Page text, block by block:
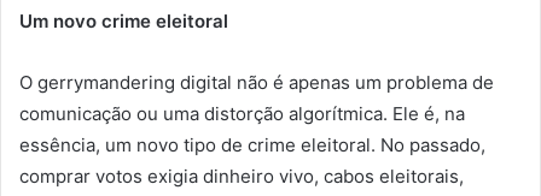
Um novo crime eleitoral
O gerrymandering digital não é apenas um problema de
comunicação ou uma distorção algorítmica. Ele é, na
essência, um novo tipo de crime eleitoral. No passado,
comprar votos exigia dinheiro vivo, cabos eleitorais,